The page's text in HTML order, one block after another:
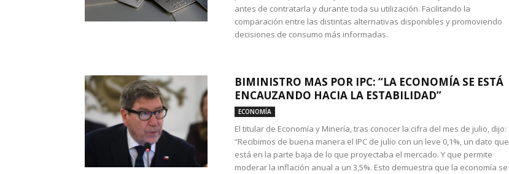
antes de contratarla y durante toda su utilización. Facilitando la
comparación entre las distintas alternativas disponibles y promoviendo
decisiones de consumo más informadas.
BIMINISTRO MAS POR IPC: “LA ECONOMÍA SE ESTÁ
ENCAUZANDO HACIA LA ESTABILIDAD”
ECONOMÍA
El titular de Economía y Minería, tras conocer la cifra del mes de julio, dijo:
“Recibimos de buena manera el IPC de julio con un leve 0,1%, un dato que
está en la parte baja de lo que proyectaba el mercado. Y que permite
moderar la inflación anual a un 3,5%. Esto demuestra que la economía se